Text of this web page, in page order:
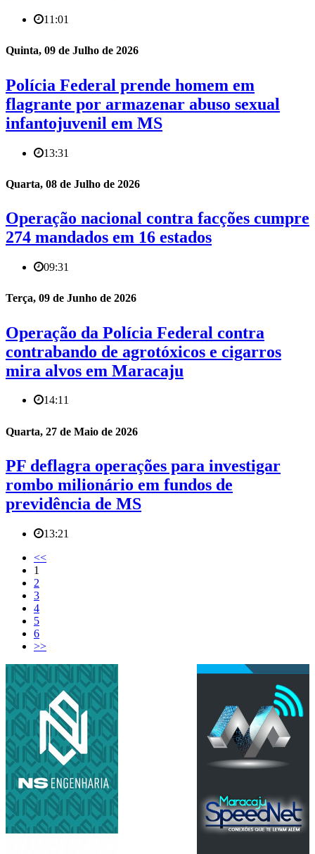
11:01
Quinta, 09 de Julho de 2026
Polícia Federal prende homem em
flagrante por armazenar abuso sexual
infantojuvenil em MS
13:31
Quarta, 08 de Julho de 2026
Operação nacional contra facções cumpre
274 mandados em 16 estados
09:31
Terça, 09 de Junho de 2026
Operação da Polícia Federal contra
contrabando de agrotóxicos e cigarros
mira alvos em Maracaju
14:11
Quarta, 27 de Maio de 2026
PF deflagra operações para investigar
rombo milionário em fundos de
previdência de MS
13:21
<<
1
2
3
4
5
6
>>